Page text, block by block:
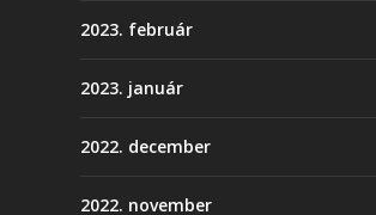
2023. február
2023. január
2022. december
2022. november